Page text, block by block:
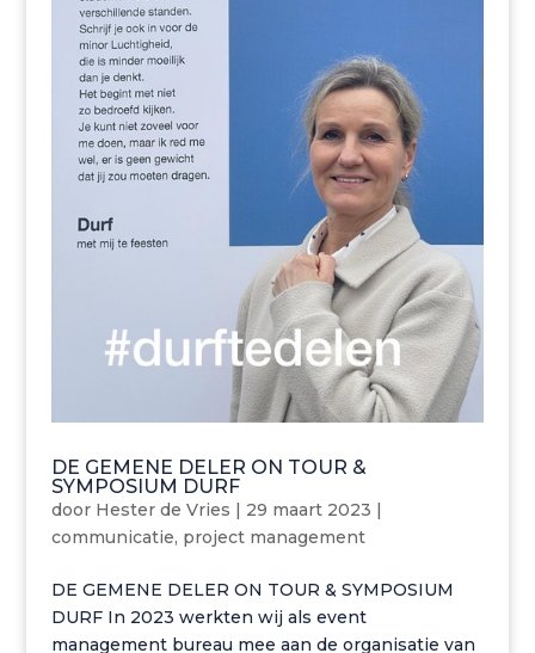
DE GEMENE DELER ON TOUR &
SYMPOSIUM DURF
door Hester de Vries | 29 maart 2023 |
communicatie, project management
DE GEMENE DELER ON TOUR & SYMPOSIUM
DURF In 2023 werkten wij als event
management bureau mee aan de organisatie van